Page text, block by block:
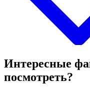
Интересные
посмотреть?